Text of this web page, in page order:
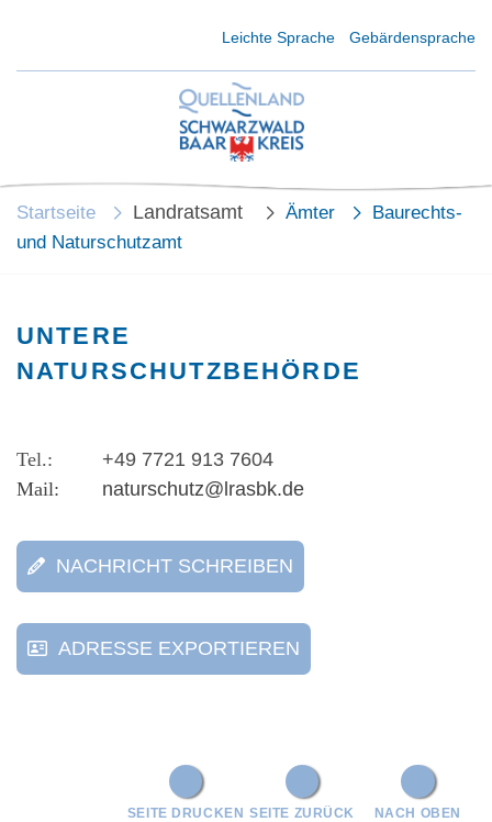
Leichte Sprache Gebärdensprache
Startseite Landratsamt Ämter
Baurechts-
und Naturschutzamt
UNTERE
NATURSCHUTZBEHÖRDE
+49 7721 913 7604
naturschutz@lrasbk.de
NACHRICHT SCHREIBEN
ADRESSE EXPORTIEREN
NACH OBEN
SEITE ZURÜCK
SEITE DRUCKEN